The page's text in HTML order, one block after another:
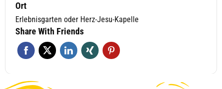
Ort
Erlebnisgarten oder Herz-Jesu-Kapelle
Share With Friends
Um den Chat zu nutzen, stimme bitte der Verarbeitung deiner Nachrichten
durch einen KI-Dienst zu.
Deine Daten werden nicht an Dritte weitergegeben.